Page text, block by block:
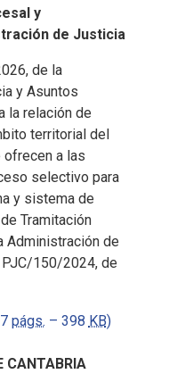
y
de Justicia
de la
y Asuntos
la relación de
territorial del
ofrecen a las
selectivo para
y sistema de
Tramitación
Administración de
150/2024, de
págs. – 398 KB)
CANTABRIA